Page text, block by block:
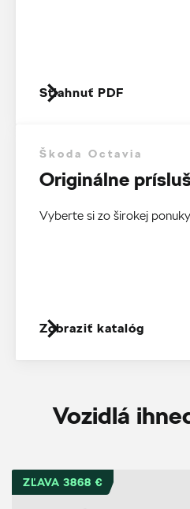
Stiahnuť PDF
Škoda Octavia
Originálne
Vyberte si zo širokej ponuky
Zobraziť katalóg
Vozidlá
ZĽAVA 3868 €